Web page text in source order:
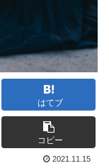
はてブ
コピー
2021.11.15